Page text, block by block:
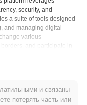
security, and
a suite of tools designed
and managing digital
various
and participate in
may include reduced
activities. The
control over their finances
financial products and
и связаны
потерять часть или